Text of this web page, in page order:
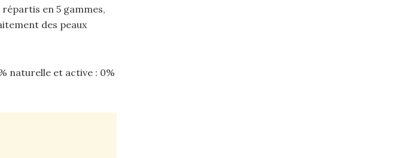
en 5 gammes,
des peaux
naturelle et active : 0%